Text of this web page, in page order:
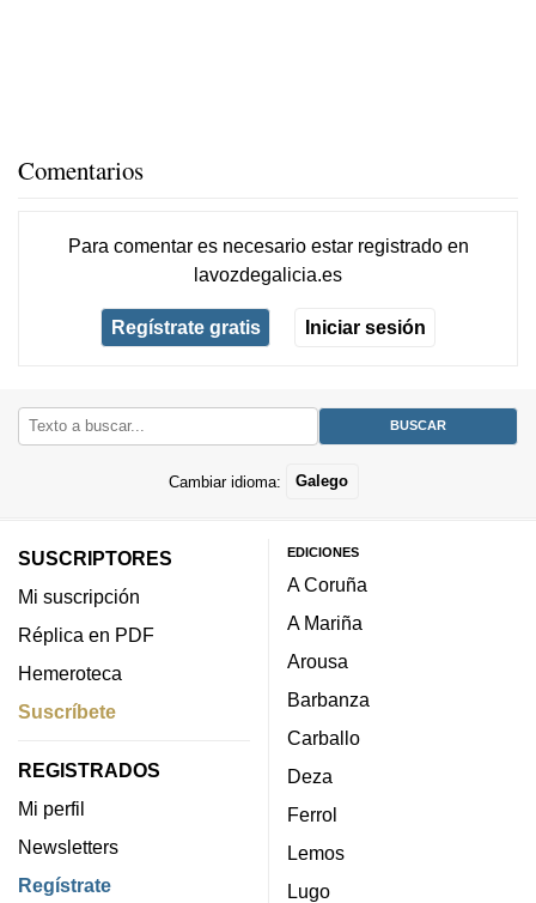
Comentarios
Para comentar es necesario estar registradoen
lavozdegalicia.es
Regístrate gratis Iniciar sesión
Cambiar idioma: Galego
SUSCRIPTORES
Mi suscripción
Réplica en PDF
Hemeroteca
Suscríbete
REGISTRADOS
Mi perfil
Newsletters
Regístrate
EDICIONES
A Coruña
A Mariña
Arousa
Barbanza
Carballo
Deza
Ferrol
Lemos
Lugo